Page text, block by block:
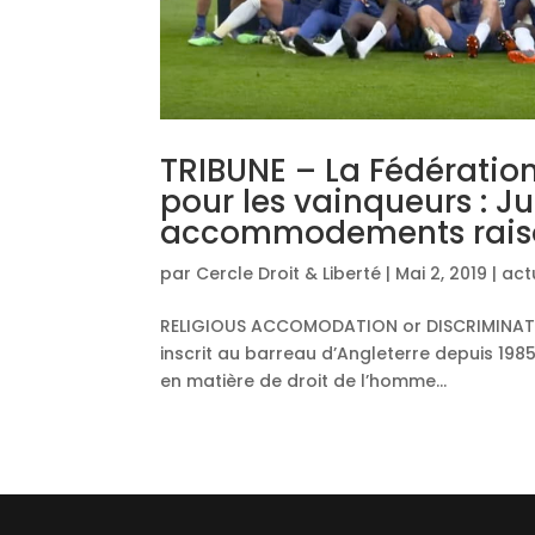
TRIBUNE – La
pour les vainqueurs :
accommodements
par Cercle Droit & Liberté | Mai 2, 2019 |
RELIGIOUS ACCOMODATION or
inscrit au barreau d’Angleterre depuis
en matière de droit de l’homme...